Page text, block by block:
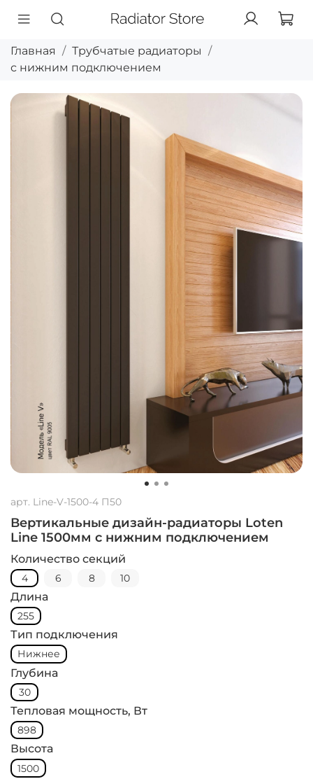
Главная
Трубчатые радиаторы
с нижним подключением
арт. Line-V-1500-4 П50
Вертикальные дизайн-радиаторы Loten
Line 1500мм с нижним подключением
Количество секций
4 6 8 10
Длина
255
Тип подключения
Нижнее
Глубина
30
Тепловая мощность, Вт
898
Высота
1500